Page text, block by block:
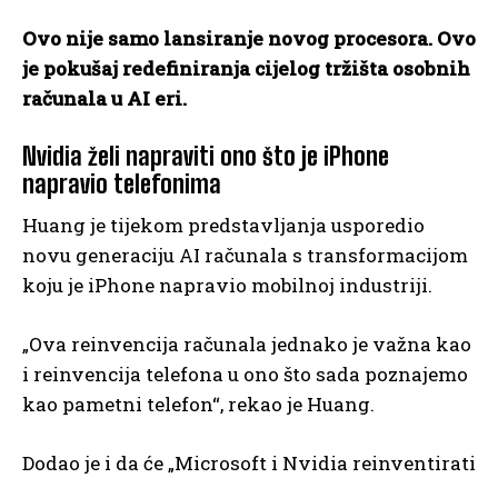
Ovo nije samo lansiranje novog procesora. Ovo
je pokušaj redefiniranja cijelog tržišta osobnih
računala u AI eri.
Nvidia želi napraviti ono što je iPhone
napravio telefonima
Huang je tijekom predstavljanja usporedio
novu generaciju AI računala s transformacijom
koju je iPhone napravio mobilnoj industriji.
„Ova reinvencija računala jednako je važna kao
i reinvencija telefona u ono što sada poznajemo
kao pametni telefon“, rekao je Huang.
Dodao je i da će „Microsoft i Nvidia reinventirati